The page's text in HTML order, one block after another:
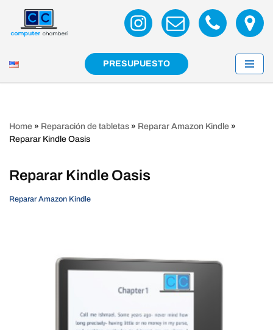
Saltar
PRESUPUESTO
Home » Reparación de tabletas » Reparar Amazon Kindle »
Reparar Kindle Oasis
Reparar Kindle Oasis
Reparar Amazon Kindle